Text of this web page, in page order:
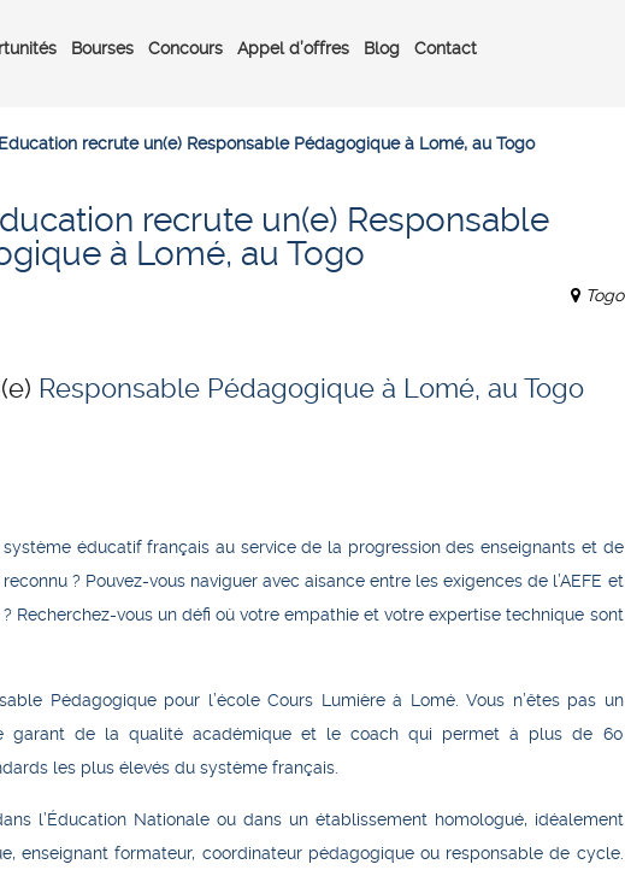
Bourses Concours Appel d’offres Blog Contact
recrute un(e) Responsable Pédagogique à Lomé, au Togo
recrute un(e) Responsable
à Lomé, au Togo
Togo
Responsable Pédagogique à Lomé, au Togo
éducatif français au service de la progression des enseignants et de
? Pouvez-vous naviguer avec aisance entre les exigences de l’AEFE et
Recherchez-vous un défi où votre empathie et votre expertise technique sont
Pédagogique pour l’école Cours Lumière à Lomé. Vous n’êtes pas un
garant de la qualité académique et le coachqui permet à plus de 60
les plus élevés du système français.
l’Éducation Nationale ou dans un établissement homologué, idéalement
enseignant formateur, coordinateur pédagogique ou responsable de cycle.